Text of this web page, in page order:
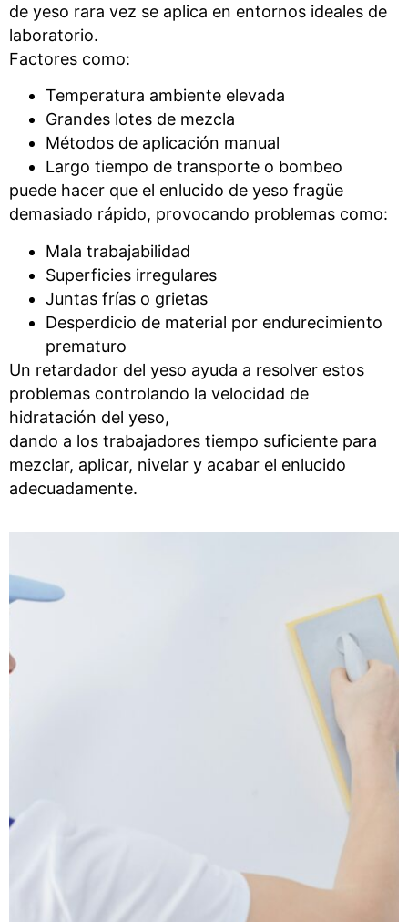
de yeso rara vez se aplica en entornos ideales de
laboratorio.
Factores como:
Temperatura ambiente elevada
Grandes lotes de mezcla
Métodos de aplicación manual
Largo tiempo de transporte o bombeo
puede hacer que el enlucido de yeso fragüe
demasiado rápido, provocando problemas como:
Mala trabajabilidad
Superficies irregulares
Juntas frías o grietas
Desperdicio de material por endurecimiento
prematuro
Un retardador del yeso ayuda a resolver estos
problemas controlando la velocidad de
hidratación del yeso,
dando a los trabajadores tiempo suficiente para
mezclar, aplicar, nivelar y acabar el enlucido
adecuadamente.